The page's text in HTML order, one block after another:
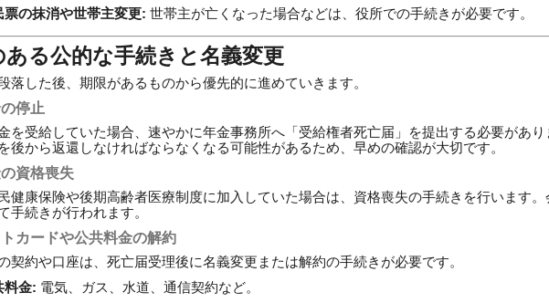
票の抹消や世帯主変更: 世帯主が亡くなった場合などは、役所での手続きが必要です。
ある公的な手続きと名義変更
落した後、期限があるものから優先的に進めていきます。
停止
を受給していた場合、速やかに年金事務所へ「受給権者死亡届」を提出する必要があり
後から返還しなければならなくなる可能性があるため、早めの確認が大切です。
資格喪失
健康保険や後期高齢者医療制度に加入していた場合は、資格喪失の手続きを行います
手続きが行われます。
カードや公共料金の解約
契約や口座は、死亡届受理後に名義変更または解約の手続きが必要です。
料金: 電気、ガス、水道、通信契約など。